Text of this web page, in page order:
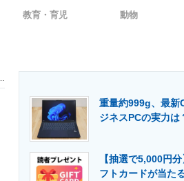
ダーのコミュニティ マーケ×ITの今が
IT導入・活用を支援
教育・育児 動物
重量約999g、最新
ジネスPCの実力は
【抽選で5,000円
フトカードが当た